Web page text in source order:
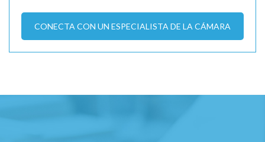
CONECTA CON UN ESPECIALISTA DE LA CÁMARA